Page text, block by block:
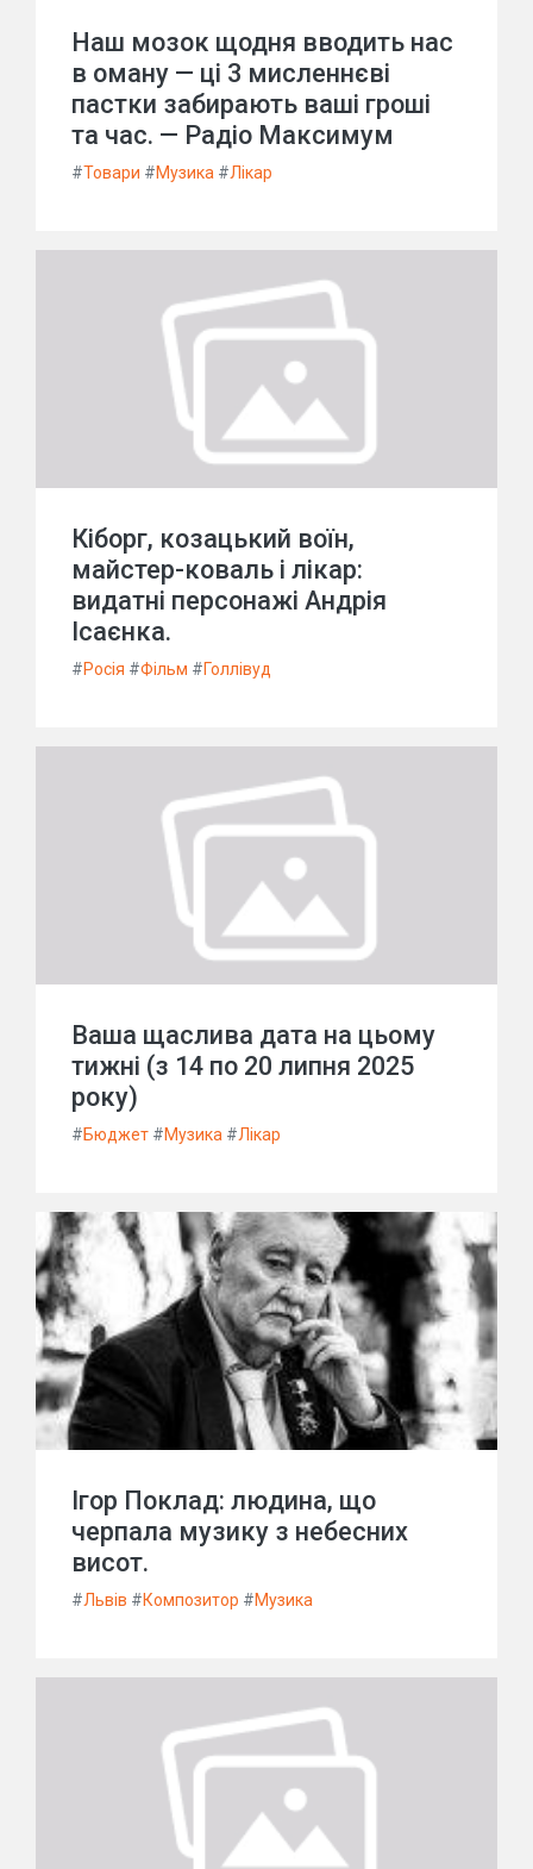
Наш мозок щодня вводить нас
в оману — ці 3 мисленнєві
пастки забирають ваші гроші
та час. — Радіо Максимум
#Товари #Музика #Лікар
Кіборг, козацький воїн,
майстер-коваль і лікар:
видатні персонажі Андрія
Ісаєнка.
#Росія #Фільм #Голлівуд
Ваша щаслива дата на цьому
тижні (з 14 по 20 липня 2025
року)
#Бюджет #Музика #Лікар
Ігор Поклад: людина, що
черпала музику з небесних
висот.
#Львів #Композитор #Музика